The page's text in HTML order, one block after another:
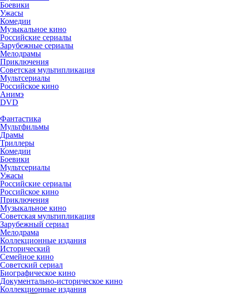
Боевики
Ужасы
Комедии
Музыкальное кино
Российские сериалы
Зарубежные сериалы
Мелодрамы
Приключения
Советская мультипликация
Мультсериалы
Российское кино
Анимэ
DVD
Фантастика
Мультфильмы
Драмы
Триллеры
Комедии
Боевики
Мультсериалы
Ужасы
Российские сериалы
Российское кино
Приключения
Музыкальное кино
Советская мультипликация
Зарубежный сериал
Мелодрама
Коллекционные издания
Исторический
Семейное кино
Советский сериал
Биографическое кино
Документально-историческое кино
Коллекционные издания